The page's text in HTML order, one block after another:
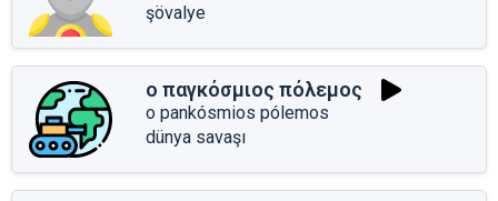
şövalye
ο παγκόσμιος πόλεμος
o pankósmios pólemos
dünya savaşı